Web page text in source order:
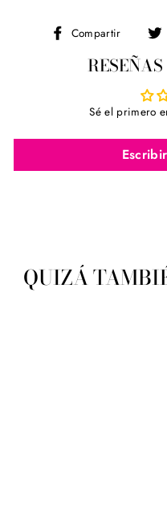
Compartir
Sé el primero
QUIZÁ